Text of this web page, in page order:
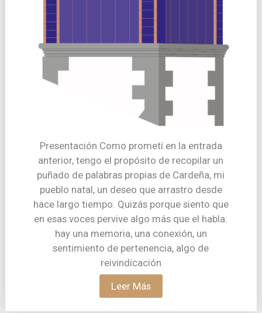
Presentación Como prometí en la entrada
anterior, tengo el propósito de recopilar un
puñado de palabras propias de Cardeña, mi
pueblo natal, un deseo que arrastro desde
hace largo tiempo. Quizás porque siento que
en esas voces pervive algo más que el habla:
hay una memoria, una conexión, un
sentimiento de pertenencia, algo de
reivindicación
Leer Más